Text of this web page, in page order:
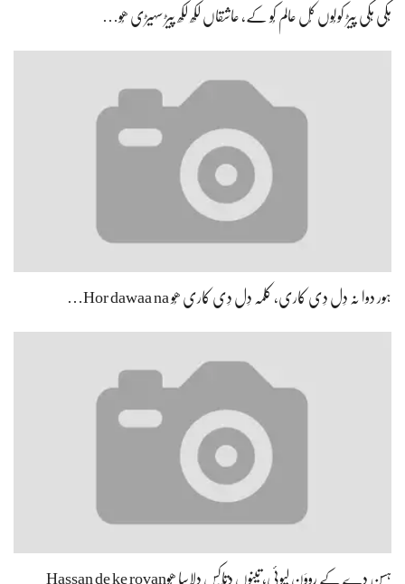
ہِکی ہِکی پیڑ کولُوں کُل عالم کُو کے، عاشقاں لکھ لکھ پیڑ سہیڑی ھُو…
ہور دوا نہ دِل دِی کاری، کلمہ دِل دِی کاری ھُو Hor dawaa na…
ہسن دے کے رووَن لیوئی، تینوں دِتّاکِس دلاسا ھُوHassan de ke rovan